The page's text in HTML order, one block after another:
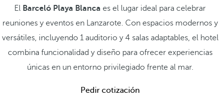
El Barceló Playa Blanca es el lugar ideal para celebrar
reuniones y eventos en Lanzarote. Con espacios modernos y
versátiles, incluyendo 1 auditorio y 4 salas adaptables, el hotel
combina funcionalidad y diseño para ofrecer experiencias
únicas en un entorno privilegiado frente al mar.
Pedir cotización